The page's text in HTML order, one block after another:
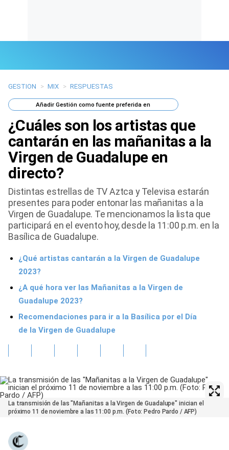
Últimas Noticias
Mi Bolsillo
Respuestas
Gente
Tendencias Mix
Sports
GESTION > MIX > RESPUESTAS
AñadirGestión como fuente preferida en
¿Cuáles son los artistas que
cantarán en las mañanitas a la
Virgen de Guadalupe en
directo?
Distintas estrellas de TV Aztca y Televisa estarán
presentes para poder entonar las mañanitas a la
Virgen de Guadalupe. Te mencionamos la lista que
participará en el evento hoy, desde la 11:00 p.m. en la
Basílica de Guadalupe.
¿Qué artistas cantarán a la Virgen de Guadalupe
2023?
¿A qué hora ver las Mañanitas a la Virgen de
Guadalupe 2023?
Recomendaciones para ir a la Basílica por el Día
de la Virgen de Guadalupe
La transmisión de las "Mañanitas a la Virgen de Guadalupe" inician el
próximo 11 de noviembre a las 11:00 p.m. (Foto: Pedro Pardo / AFP)